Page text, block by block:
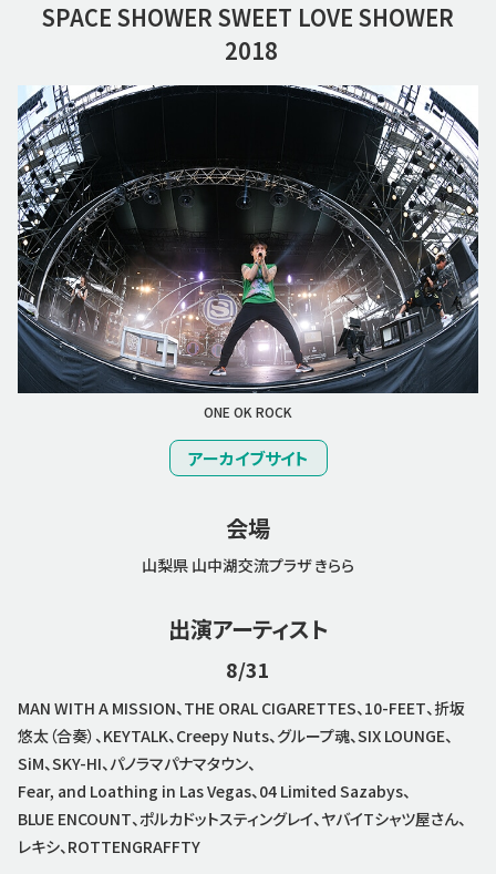
SPACE SHOWER SWEET LOVE SHOWER
2018
ONE OK ROCK
アーカイブサイト
会場
山梨県 山中湖交流プラザ きらら
出演アーティスト
8/31
MAN WITH A MISSION、THE ORAL CIGARETTES、10-FEET、折坂
悠太（合奏）、KEYTALK、Creepy Nuts、グループ魂、SIX LOUNGE、
SiM、SKY-HI、パノラマパナマタウン、
Fear, and Loathing in Las Vegas、04 Limited Sazabys、
BLUE ENCOUNT、ポルカドットスティングレイ、ヤバイTシャツ屋さん、
レキシ、ROTTENGRAFFTY